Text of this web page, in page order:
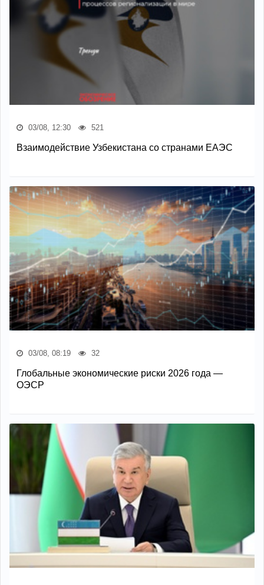
03/08, 12:30 521
Взаимодействие Узбекистана со странами ЕАЭС
03/08, 08:19 32
Глобальные экономические риски 2026 года —
ОЭСР